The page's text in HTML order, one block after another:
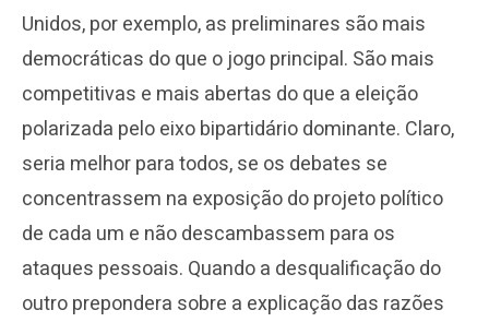
Unidos, por exemplo, as preliminares são mais
democráticas do que o jogo principal. São mais
competitivas e mais abertas do que a eleição
polarizada pelo eixo bipartidário dominante. Claro,
seria melhor para todos, se os debates se
concentrassem na exposição do projeto político
de cada um e não descambassem para os
ataques pessoais. Quando a desqualificação do
outro prepondera sobre a explicação das razões